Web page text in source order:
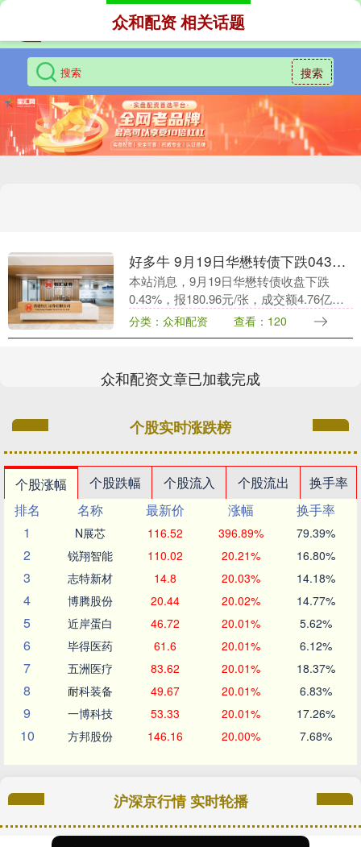
搜索
众和配资 相关话题
好多牛 9月19日华懋转债下跌043%，转股溢价率1507%
本站消息，9月19日华懋转债收盘下跌
0.43%，报180.96元/张，成交额4.76亿
元，转股溢价率15.07%。 资料显示，华懋
转债信用级别为“AA-”，债券....
分类：众和配资 查看：120
众和配资文章已加载完成
个股实时涨跌榜
个股涨幅 个股跌幅 个股流入 个股流出
换手率
排名
名称 最新价 涨幅
换手率
1
N展芯 116.52 396.89% 79.39%
2 锐翔智能 110.02 20.21% 16.80%
3 志特新材 14.8 20.03% 14.18%
4 博腾股份 20.44 20.02% 14.77%
5 近岸蛋白 46.72 20.01% 5.62%
6 毕得医药 61.6 20.01% 6.12%
7 五洲医疗 83.62 20.01% 18.37%
8 耐科装备 49.67 20.01% 6.83%
9 一博科技 53.33 20.01% 17.26%
10 方邦股份 146.16 20.00% 7.68%
沪深京行情 实时轮播